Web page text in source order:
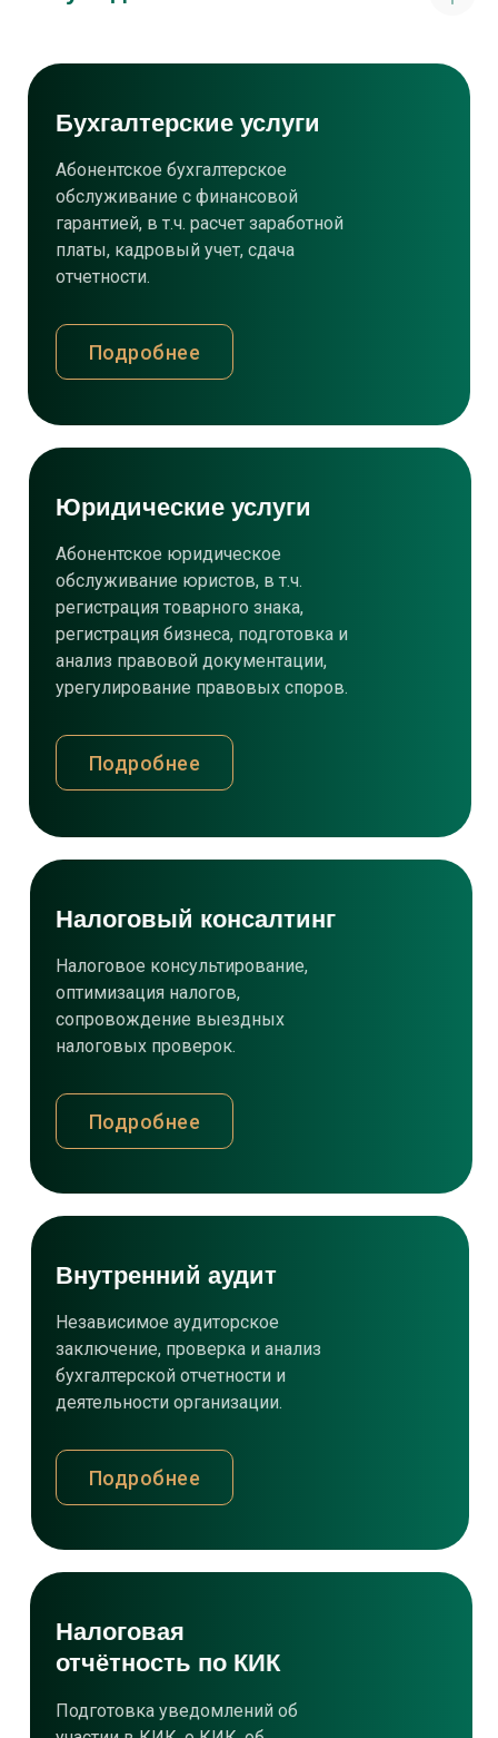
Абонентское бухгалтерское
обслуживание с финансовой
гарантией, в т.ч. расчет заработной
платы, кадровый учет, сдача
отчетности.
Бухгалтерские услуги
Подробнее
Внутренний аудит
Налоговый консалтинг
Юридические услуги
Независимое аудиторское
заключение, проверка и анализ
бухгалтерской отчетности и
деятельности организации.
Налоговое консультирование,
оптимизация налогов,
сопровождение выездных
налоговых проверок.
Абонентское юридическое
обслуживание юристов, в т.ч.
регистрация товарного знака,
регистрация бизнеса, подготовка и
анализ правовой документации,
урегулирование правовых споров.
Подробнее
Подробнее
Подробнее
Налоговая
отчётность по КИК
Подготовка уведомлений об